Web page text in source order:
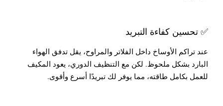
✅ تحسين كفاءة التبريد
عند تراكم الأوساخ داخل الفلاتر والمراوح، يقل تدفق الهواء
البارد بشكل ملحوظ. لكن مع التنظيف الدوري، يعود المكيف
للعمل بكامل طاقته، مما يوفر لك تبريدًا أسرع وأقوى.